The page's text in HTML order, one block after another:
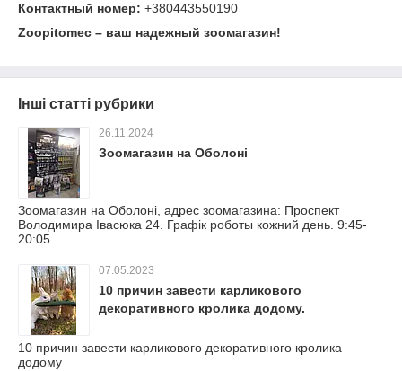
Контактный номер: +380443550190
Zoopitomec – ваш надежный зоомагазин!
Інші статті рубрики
26.11.2024
Зоомагазин на Оболоні
Зоомагазин на Оболоні, адрес зоомагазина: Проспект
Володимира Івасюка 24. Графік роботы кожний день. 9:45-
20:05
07.05.2023
10 причин завести карликового
декоративного кролика додому.
10 причин завести карликового декоративного кролика
додому